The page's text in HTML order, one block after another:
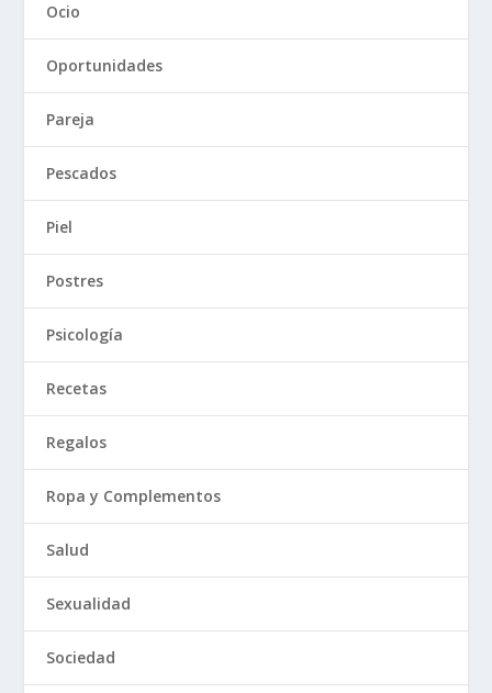
Ocio
Oportunidades
Pareja
Pescados
Piel
Postres
Psicología
Recetas
Regalos
Ropa y Complementos
Salud
Sexualidad
Sociedad